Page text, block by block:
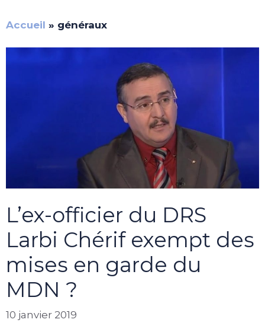
Accueil » généraux
L’ex-officier du DRS
Larbi Chérif exempt des
mises en garde du
MDN ?
10 janvier 2019